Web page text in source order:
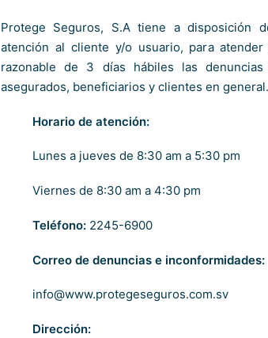
Protege Seguros, S.A tiene a disposición
atención al cliente y/o usuario, para
razonable de 3 días hábiles las
asegurados, beneficiarios y clientes en general.
Horario de atención:
Lunes a jueves de 8:30 am a 5:30 pm
Viernes de 8:30 am a 4:30 pm
Teléfono: 2245-6900
Correo de denuncias e inconformidades:
info@www.protegeseguros.com.sv
Dirección: